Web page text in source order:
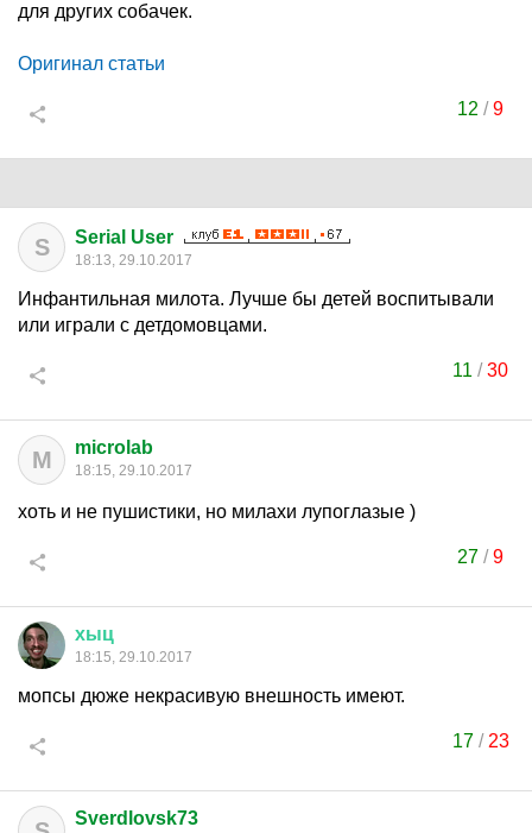
для других собачек.
Оригинал статьи
12 /9
S Serial User
18:13, 29.10.2017
Инфантильная милота. Лучше бы детей воспитывали
или играли с детдомовцами.
11 /30
M microlab
18:15, 29.10.2017
хоть и не пушистики, но милахи лупоглазые )
27 /9
хыц
18:15, 29.10.2017
мопсы дюже некрасивую внешность имеют.
17/ 23
Sverdlovsk73